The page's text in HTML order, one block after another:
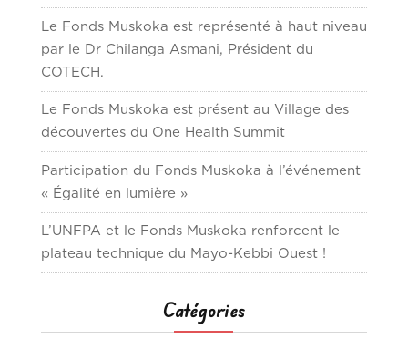
Le Fonds Muskoka est représenté à haut niveau
par le Dr Chilanga Asmani, Président du
COTECH.
Le Fonds Muskoka est présent au Village des
découvertes du One Health Summit
Participation du Fonds Muskoka à l’événement
« Égalité en lumière »
L’UNFPA et le Fonds Muskoka renforcent le
plateau technique du Mayo-Kebbi Ouest !
Catégories